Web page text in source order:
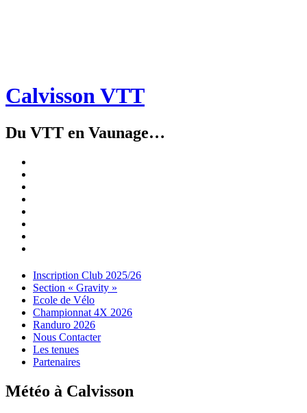
Calvisson VTT
Du VTT en Vaunage…
Menu
Widgets
Recherche
Aller
contenu
Inscription Club 2025/26
Section « Gravity »
Ecole de Vélo
Championnat 4X 2026
Randuro 2026
Nous Contacter
Les tenues
Partenaires
Météo à Calvisson